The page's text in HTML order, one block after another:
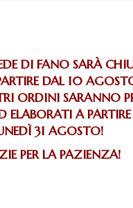
DI FANO SARÀ
DAL 10
ORDINI SARANNO
ELABORATI A
31 AGOSTO!
PER LA PAZIENZA!